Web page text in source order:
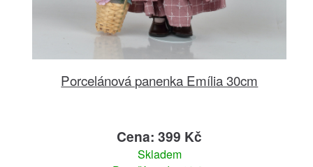
Porcelánová panenka Emília 30cm
Cena: 399 Kč
Skladem